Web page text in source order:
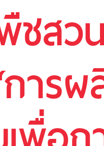
สว
าร